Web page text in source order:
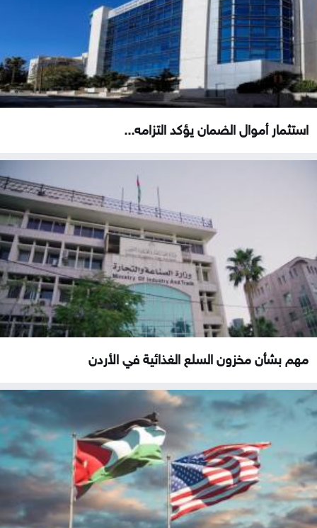
استثمار أموال الضمان يؤكد التزامه...
مهم بشأن مخزون السلع الغذائية في الأردن